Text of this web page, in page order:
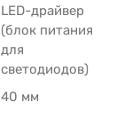
LED-драйвер
(блок питания
для
светодиодов)
40 мм